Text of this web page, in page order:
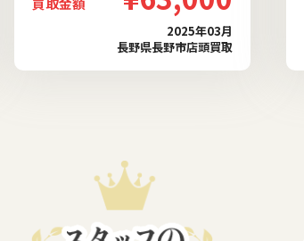
2025年03月
長野県長野市店頭買取